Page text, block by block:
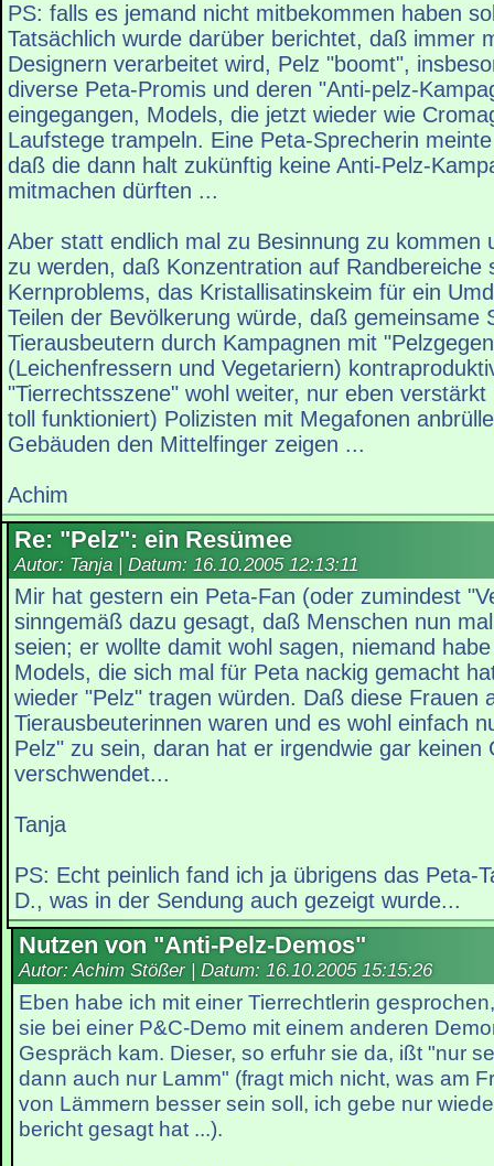
PS: falls es jemand nicht mitbekommen haben
Tatsächlich wurde darüber berichtet, daß immer
Designern verarbeitet wird, Pelz "boomt",
diverse Peta-Promis und deren "Anti-pelz-
eingegangen, Models, die jetzt wieder wie
Laufstege trampeln. Eine Peta-Sprecherin
daß die dann halt zukünftig keine Anti-Pelz-
mitmachen dürften ...
Aber statt endlich mal zu Besinnung zu kommen
zu werden, daß Konzentration auf Randbereiche
Kernproblems, das Kristallisatinskeim für ein
Teilen der Bevölkerung würde, daß gemeinsame
Tierausbeutern durch Kampagnen mit
(Leichenfressern und Vegetariern)
"Tierrechtsszene" wohl weiter, nur eben
toll funktioniert) Polizisten mit Megafonen
Gebäuden den Mittelfinger zeigen ...
Achim
Re: "Pelz": ein Resümee
Autor: Tanja | Datum: 16.10.2005 12:13:11
Mir hat gestern ein Peta-Fan (oder zumindest
sinngemäß dazu gesagt, daß Menschen nun
seien; er wollte damit wohl sagen, niemand
Models, die sich mal für Peta nackig gemacht
wieder "Pelz" tragen würden. Daß diese Frauen
Tierausbeuterinnen waren und es wohl einfach
Pelz" zu sein, daran hat er irgendwie gar keinen
verschwendet...
Tanja
PS: Echt peinlich fand ich ja übrigens das Peta-
D., was in der Sendung auch gezeigt wurde...
Nutzen von "Anti-Pelz-Demos"
Autor: Achim Stößer | Datum: 16.10.2005 15:15:26
Eben habe ich mit einer Tierrechtlerin
sie bei einer P&C-Demo mit einem anderen
Gespräch kam. Dieser, so erfuhr sie da, ißt "nur
dann auch nur Lamm" (fragt mich nicht, was am
von Lämmern besser sein soll, ich gebe nur
bericht gesagt hat ...).